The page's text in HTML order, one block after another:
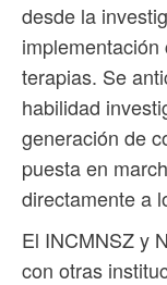
desde la
terapias. Se
habilidad
generación de
puesta en
directamente a
El INCMNSZ y
con otras